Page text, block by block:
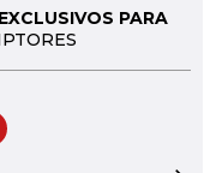
PARA